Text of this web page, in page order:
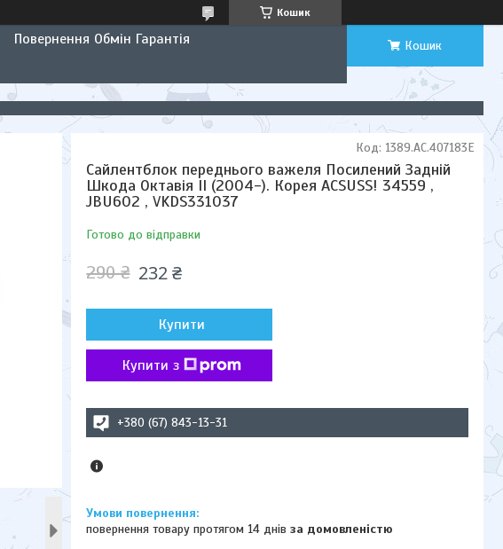
Кошик
Повернення Обмін Гарантія
Кошик
Сайлентблок переднього важеля Посилений Задній
Шкода Октавія II (2004-). Корея ACSUSS! 34559 ,
JBU602 , VKDS331037
Готово до відправки
Код: 1389.AC.407183E
290 ₴ 232 ₴
Купити
Купити з
+380 (67) 843-13-31
повернення товару протягом 14 днівза домовленістю